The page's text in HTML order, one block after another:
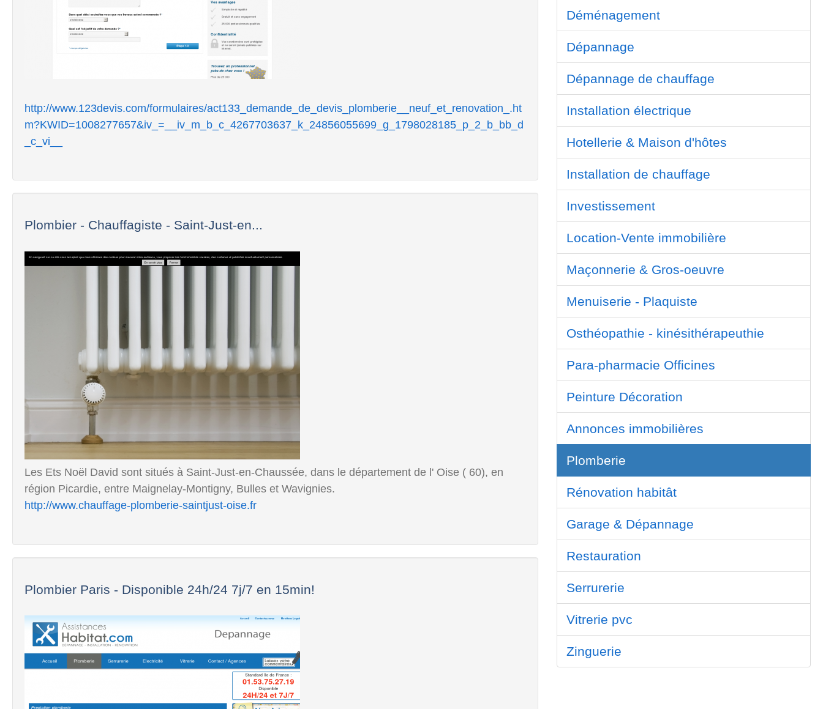
http://www.123devis.com/formulaires/act133_demande_de_devis_plomberie__neuf_et_renovation_.ht
m?KWID=1008277657&iv_=__iv_m_b_c_4267703637_k_24856055699_g_1798028185_p_2_b_bb_d
_c_vi__
Plombier - Chauffagiste - Saint-Just-en...
Les Ets Noël David sont situés à Saint-Just-en-Chaussée, dans le département de l' Oise ( 60), en
région Picardie, entre Maignelay-Montigny, Bulles et Wavignies.
http://www.chauffage-plomberie-saintjust-oise.fr
Plombier Paris - Disponible 24h/24 7j/7 en 15min!
Déménagement
Dépannage
Dépannage de chauffage
Installation électrique
Hotellerie & Maison d'hôtes
Installation de chauffage
Investissement
Location-Vente immobilière
Maçonnerie & Gros-oeuvre
Menuiserie - Plaquiste
Osthéopathie - kinésithérapeuthie
Para-pharmacie Officines
Peinture Décoration
Annonces immobilières
Plomberie
Rénovation habitât
Garage & Dépannage
Restauration
Serrurerie
Vitrerie pvc
Zinguerie